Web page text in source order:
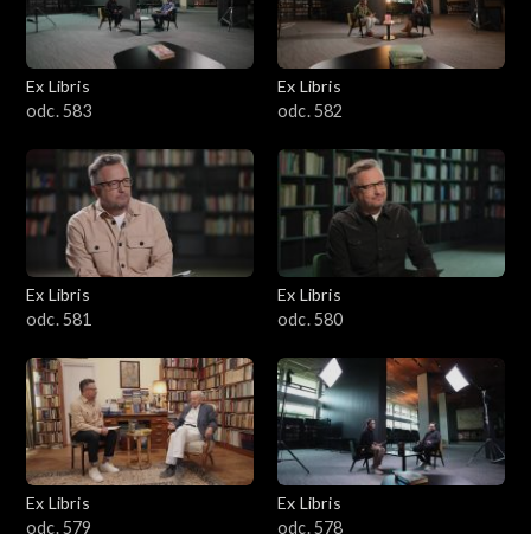
Ex Libris
odc. 583
Ex Libris
odc. 582
Ex Libris
odc. 581
Ex Libris
odc. 580
Ex Libris
odc. 579
Ex Libris
odc. 578